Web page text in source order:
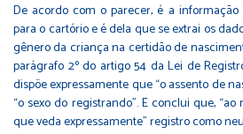
De acordo com o parecer, é a
para o cartório e é dela que se extrai os
gênero da criança na certidão de
parágrafo 2º do artigo 54 da Lei de
dispõe expressamente que “o assento de
“o sexo do registrando”. E conclui que,
que veda expressamente” registro como